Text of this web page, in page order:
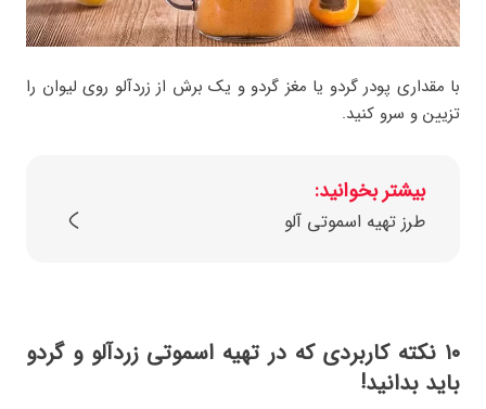
با مقداری پودر گردو یا مغز گردو و یک برش از زردآلو روی لیوان را
تزیین و سرو کنید.
بیشتر بخوانید:
طرز تهیه اسموتی آلو
۱۰ نکته کاربردی که در تهیه اسموتی زردآلو و گردو
باید بدانید!